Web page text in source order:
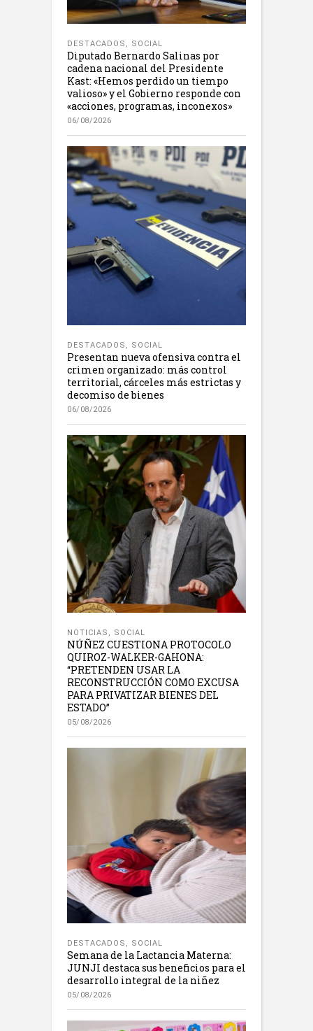
DESTACADOS , SOCIAL
Diputado Bernardo Salinas por
cadena nacional del Presidente
Kast: «Hemos perdido un tiempo
valioso» y el Gobierno responde con
«acciones, programas, inconexos»
06/08/2026
DESTACADOS , SOCIAL
Presentan nueva ofensiva contra el
crimen organizado: más control
territorial, cárceles más estrictas y
decomiso de bienes
06/08/2026
NOTICIAS , SOCIAL
NÚÑEZ CUESTIONA PROTOCOLO
QUIROZ-WALKER-GAHONA:
“PRETENDEN USAR LA
RECONSTRUCCIÓN COMO EXCUSA
PARA PRIVATIZAR BIENES DEL
ESTADO”
05/08/2026
DESTACADOS , SOCIAL
Semana de la Lactancia Materna:
JUNJI destaca sus beneficios para el
desarrollo integral de la niñez
05/08/2026